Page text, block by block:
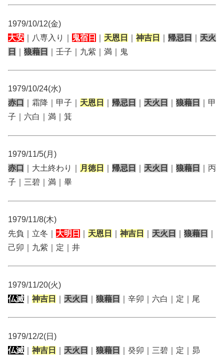
1979/10/12(金)
大安 ｜八専入り｜ 鬼宿日 天恩日 神吉日 帰忌日
天火
日
狼藉日 ｜壬子｜九紫｜満｜鬼
1979/10/24(水)
赤口
｜霜降｜甲子｜ 天恩日 帰忌日 天火日 狼藉日
｜甲
子｜六白｜満｜箕
1979/11/5(月)
赤口
｜大土終わり｜ 月徳日 帰忌日 天火日 狼藉日
｜丙
子｜三碧｜満｜畢
1979/11/8(木)
先負｜立冬｜ 大明日 天恩日 神吉日 天火日 狼藉日
己卯｜九紫｜定｜井
1979/11/20(火)
仏滅
神吉日 天火日 狼藉日 ｜辛卯｜六白｜定｜尾
1979/12/2(日)
仏滅
神吉日 天火日 狼藉日 ｜癸卯｜三碧｜定｜昴